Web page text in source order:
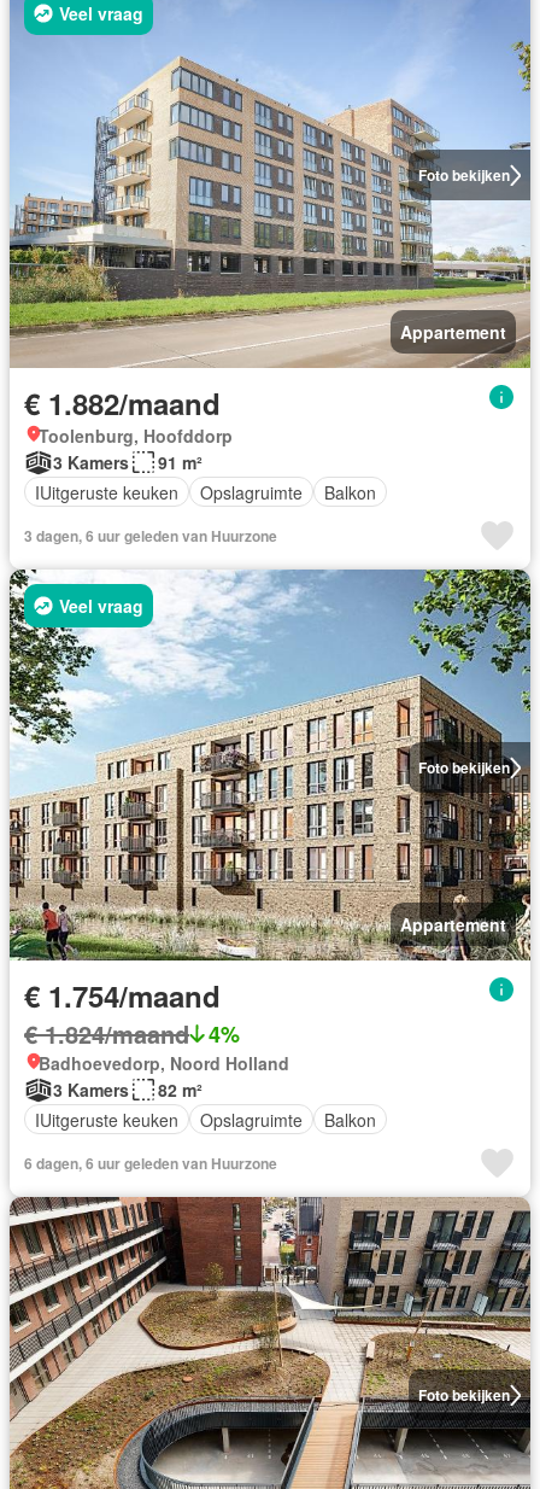
Foto bekijken
Veel vraag
Appartement
€ 1.882/maand
Toolenburg, Hoofddorp
3 Kamers
91 m²
IUitgeruste keuken
Opslagruimte Balkon
3 dagen, 6 uur geleden van Huurzone
Foto bekijken
Veel vraag
Appartement
€ 1.754/maand
€ 1.824/maand 4%
Badhoevedorp, Noord Holland
3 Kamers
82 m²
IUitgeruste keuken
Opslagruimte Balkon
6 dagen, 6 uur geleden van Huurzone
Foto bekijken